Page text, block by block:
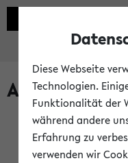
Archivierte
Anglistik: British
(Einschreibung bis
Diese Webseite
Technologien.
Funktionalität der
während andere
Erfahrung zu
verwenden wir